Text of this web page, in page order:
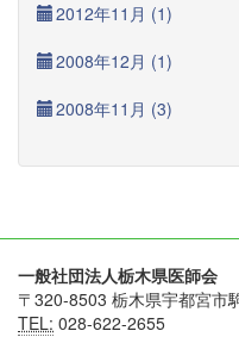
2012年11月 (1)
2008年12月 (1)
2008年11月 (3)
一般社団法人栃木県医師会
〒320-8503 栃木県宇都宮市
TEL: 028-622-2655